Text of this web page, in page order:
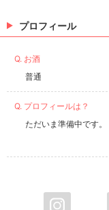
プロフィール
Q. お酒
普通
Q. プロフィールは？
ただいま準備中です。